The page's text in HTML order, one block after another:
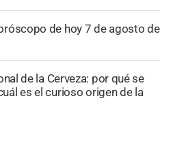
de hoy 7 de agosto de
de la Cerveza: por qué se
es el curioso origen de la